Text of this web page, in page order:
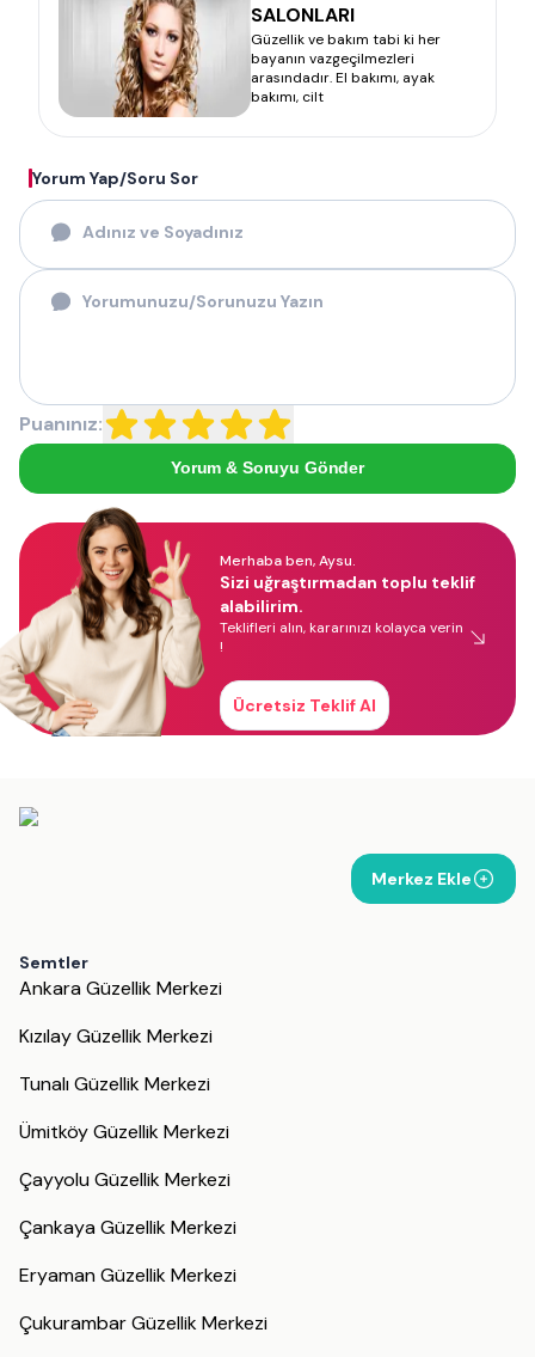
SALONLARI
Güzellik ve bakım tabi ki her
bayanın vazgeçilmezleri
arasındadır. El bakımı, ayak
bakımı, cilt
Yorum Yap/Soru Sor
Puanınız:
Yorum & Soruyu Gönder
Merhaba ben, Aysu.
Sizi uğraştırmadan toplu teklif
alabilirim.
Teklifleri alın, kararınızı kolayca verin
!
Ücretsiz Teklif Al
Merkez Ekle
Semtler
Ankara Güzellik Merkezi
Kızılay Güzellik Merkezi
Tunalı Güzellik Merkezi
Ümitköy Güzellik Merkezi
Çayyolu Güzellik Merkezi
Çankaya Güzellik Merkezi
Eryaman Güzellik Merkezi
Çukurambar Güzellik Merkezi